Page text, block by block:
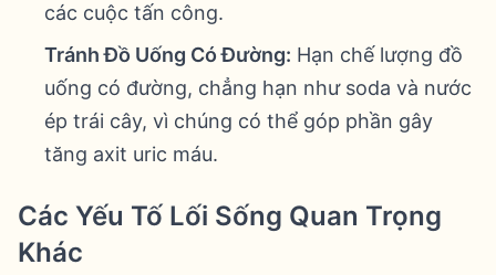
các cuộc tấn công.
Tránh Đồ Uống Có Đường: Hạn chế lượng đồ
uống có đường, chẳng hạn như soda và nước
ép trái cây, vì chúng có thể góp phần gây
tăng axit uric máu.
Các Yếu Tố Lối Sống Quan Trọng
Khác